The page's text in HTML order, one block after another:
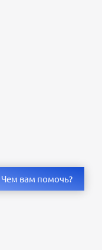
Чем вам помочь?